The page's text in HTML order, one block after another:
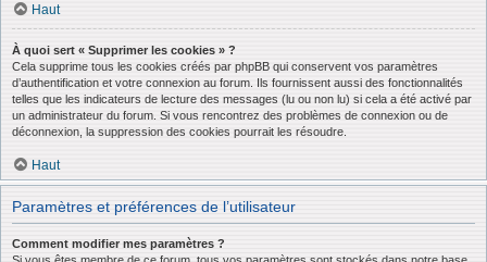
Haut
À quoi sert « Supprimer les cookies » ?
Cela supprime tous les cookies créés par phpBB qui conservent vos paramètres
d’authentification et votre connexion au forum. Ils fournissent aussi des fonctionnalités
telles que les indicateurs de lecture des messages (lu ou non lu) si cela a été activé par
un administrateur du forum. Si vous rencontrez des problèmes de connexion ou de
déconnexion, la suppression des cookies pourrait les résoudre.
Haut
Paramètres et préférences de l’utilisateur
Comment modifier mes paramètres ?